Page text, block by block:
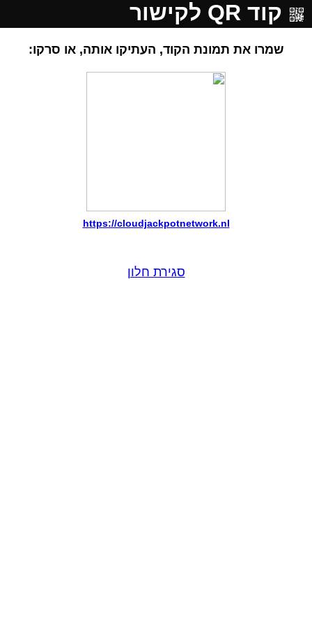
קוד QR לקישור
שמרו את תמונת הקוד, העתיקו אותה, או סרקו:
https://cloudjackpotnetwork.nl
סגירת חלון